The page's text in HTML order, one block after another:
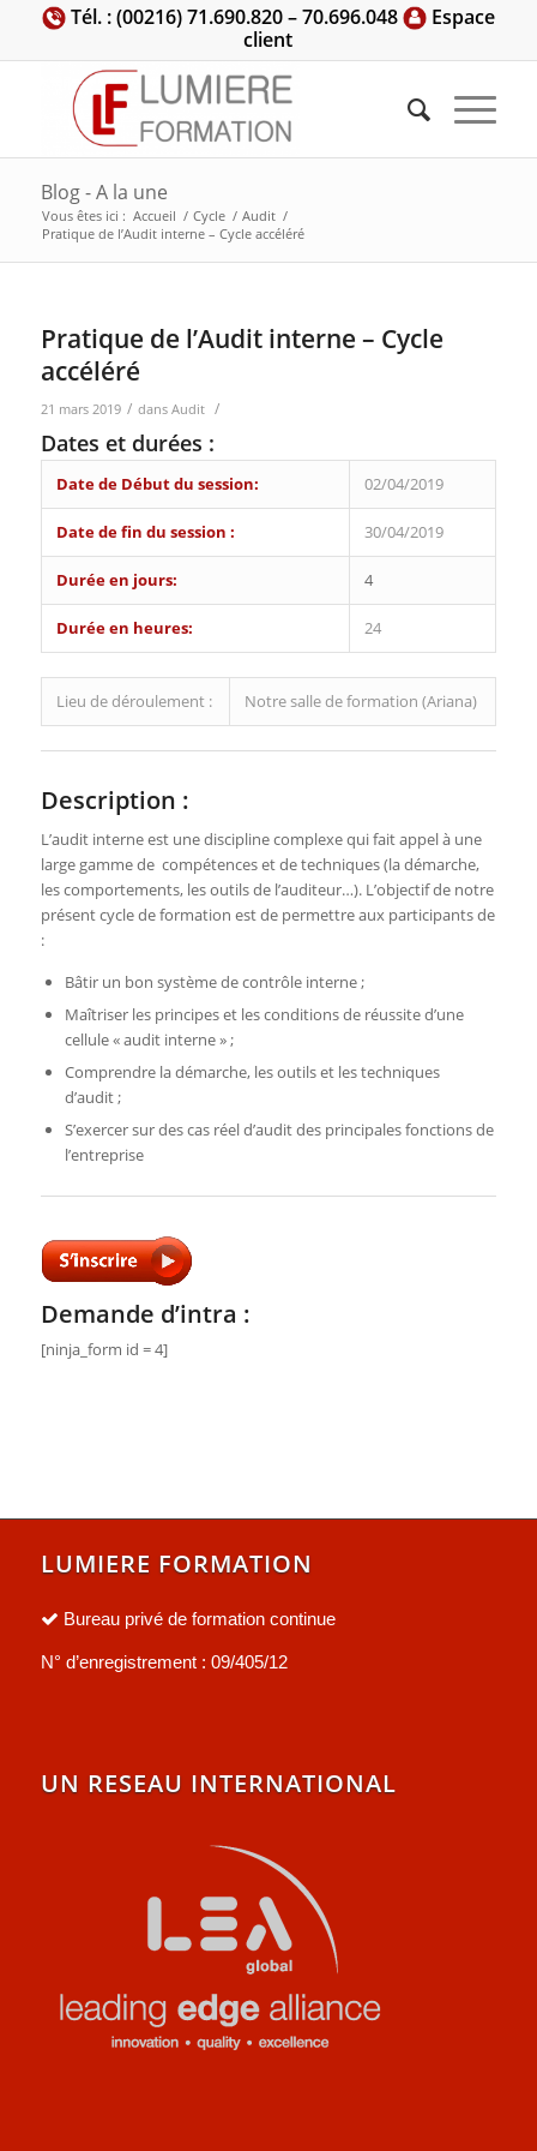
Tél. : (00216) 71.690.820 – 70.696.048
Espace
client
Blog - A la une
Vous êtes ici : Accueil / Cycle / Audit /
Pratique de l’Audit interne – Cycle accéléré
Pratique de l’Audit interne – Cycle
accéléré
21 mars 2019 / dans Audit /
Dates et durées :
Date de Début du session: 02/04/2019
Date de fin du session : 30/04/2019
Durée en jours: 4
Durée en heures: 24
Lieu de déroulement : Notre salle de formation (Ariana)
Description :
L’audit interne est une discipline complexe qui fait appel à une
large gamme de compétences et de techniques (la démarche,
les comportements, les outils de l’auditeur…). L’objectif de notre
présent cycle de formation est de permettre aux participants de
:
Bâtir un bon système de contrôle interne ;
Maîtriser les principes et les conditions de réussite d’une
cellule « audit interne » ;
Comprendre la démarche, les outils et les techniques
d’audit ;
S’exercer sur des cas réel d’audit des principales fonctions de
l’entreprise
Demande d’intra :
[ninja_form id = 4]
LUMIERE FORMATION
Bureau privé de formation continue
N° d’enregistrement : 09/405/12
UN RESEAU INTERNATIONAL